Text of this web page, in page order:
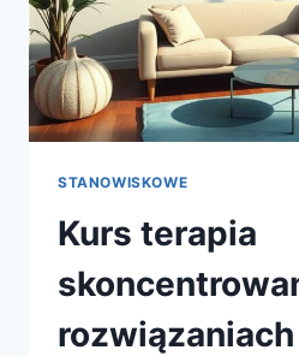
STANOWISKOWE
Kurs terapia
rozwiązaniach